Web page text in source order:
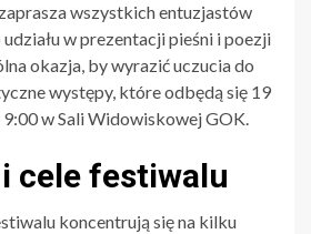
wszystkich entuzjastów
w prezentacji pieśni i poezji
okazja, by wyrazić uczucia do
występy, które odbędą się 19
w Sali Widowiskowej GOK.
i cele festiwalu
koncentrują się na kilku